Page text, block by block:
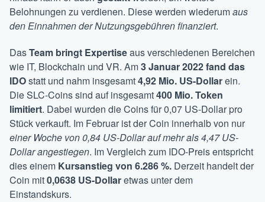
Belohnungen zu verdienen. Diese werden wiederumaus
den Einnahmen der Nutzungsgebühren finanziert.
DasTeam bringt Expertiseaus verschiedenen Bereichen
wie IT, Blockchain und VR. Am3 Januar 2022 fand das
IDOstatt und nahm insgesamt4,92 Mio. US-Dollarein.
Die SLC-Coins sind auf insgesamt400 Mio.Token
limitiert. Dabei wurden die Coins für 0,07 US-Dollar pro
Stück verkauft. Im Februar ist der Coin innerhalb von nur
einer Woche von 0,84 US-Dollar auf mehr als 4,47 US-
Dollar angestiegen. Im Vergleich zum IDO-Preis entspricht
dies einem Kursanstieg von 6.286 %. Derzeit handelt der
Coin mit0,0638 US-Dollaretwas unter dem
Einstandskurs.